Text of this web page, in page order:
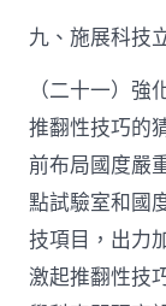
九、施展科技
（二十一）
推翻性技巧的
前布局國度嚴
點試驗室和國
技項目，出力
激起推翻性技